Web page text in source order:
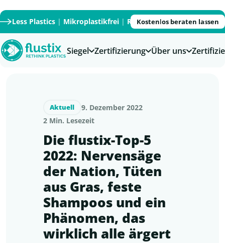
Less Plastics| Mikroplastikfrei| Recycled|Recyclable|
Kostenlos beraten lassen
Siegel Zertifizierung Über uns
Aktuell
9. Dezember 2022
2 Min. Lesezeit
Die flustix-Top-5
2022: Nervensäge
der Nation, Tüten
aus Gras, feste
Shampoos und ein
Phänomen, das
wirklich alle ärgert